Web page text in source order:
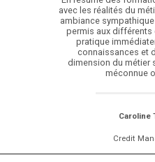
avec les réalités du
ambiance
permis aux différents
pratique
connaissances et
dimension du métier
méconnue
Caroline
Credit